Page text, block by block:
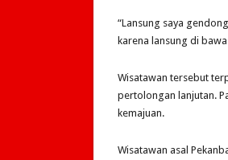
“Lansung saya
karena lansung di
Wisatawan tersebut
pertolongan lanjutan.
kemajuan.
Wisatawan asal